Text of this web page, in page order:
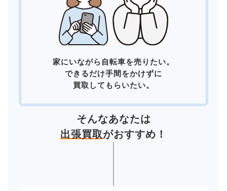
家にいながら自転車を売りたい。
できるだけ手間をかけずに
買取してもらいたい。
そんなあなたは
出張買取がおすすめ！